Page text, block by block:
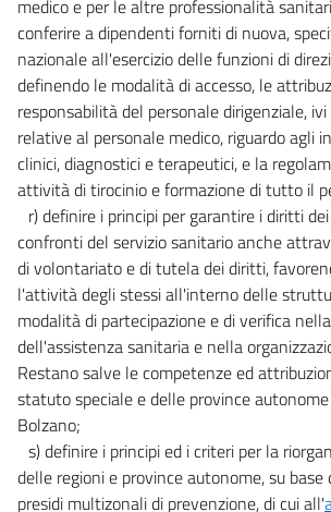
medico e per le altre professionalità
conferire a dipendenti forniti di nuova,
nazionale all'esercizio delle funzioni di
definendo le modalità di accesso, le
responsabilità del personale dirigenziale,
relative al personale medico, riguardo agli
clinici, diagnostici e terapeutici, e la
attività di tirocinio e formazione di tutto il
r) definire i principi per garantire i diritti
confronti del servizio sanitario anche
di volontariato e di tutela dei diritti,
l'attività degli stessi all'interno delle
modalità di partecipazione e di verifica
dell'assistenza sanitaria e nella
Restano salve le competenze ed
statuto speciale e delle province
Bolzano;
s) definire i principi ed i criteri per la
delle regioni e province autonome, su
presidi multizonali di prevenzione, di cui all'